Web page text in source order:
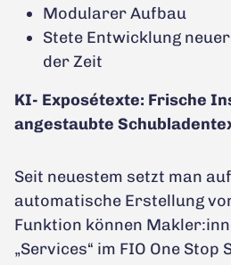
Modularer Aufbau
Stete Entwicklung
der Zeit
KI- Exposétexte: Frische
angestaubte
Seit neuestem setzt man
automatische Erstellung
Funktion können
„Services“ im FIO One Stop